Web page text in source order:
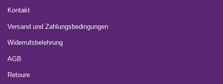
Kontakt
Versand und Zahlungsbedingungen
Widerrufsbelehrung
AGB
Retoure